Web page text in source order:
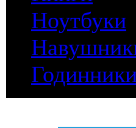
Ноутбуки